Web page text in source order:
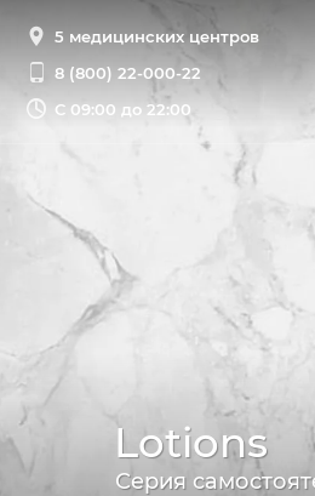
5 медицинских центров
8 (800) 22-000-22
С 09:00 до 22:00
Lotions
Серия